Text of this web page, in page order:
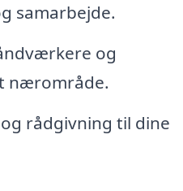
samarbejde.
og
nærområde.
rådgivning til dine